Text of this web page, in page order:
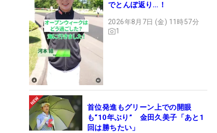
でとんぼ返り…！
2026年8月7日 (金) 11時57分
1
首位発進もグリーン上での開眼
も“10年ぶり” 金田久美子「あと1
回は勝ちたい」